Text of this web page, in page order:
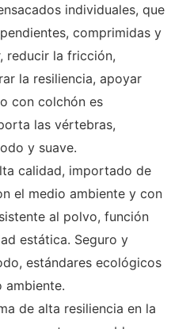
individuales, que
comprimidas y
reducir la fricción,
la resiliencia, apoyar
con colchón es
las vértebras,
y suave.
calidad, importado de
el medio ambiente y con
al polvo, función
estática. Seguro y
estándares ecológicos
ambiente.
de alta resiliencia en la